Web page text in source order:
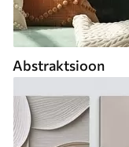
Abstraktsioon